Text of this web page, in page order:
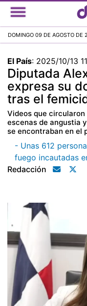
DOMINGO 09 DE AGOSTO DE
El País: 2025/10/13
Diputada
expresa su
tras el
Videos que
escenas de angustia
se encontraban en el
- Unas 612
fuego incautadas
Redacción